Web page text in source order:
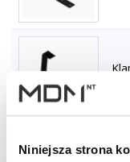
Niniejsza strona